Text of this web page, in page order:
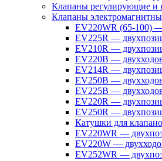
Клапаны регулирующие и
Клапаны
EV220WR (65-100)
EV225R —
EV210R —
EV220B —
EV214R —
EV250B —
EV225B —
EV220R —
EV250R —
Катушки для
EV220WR —
EV220W —
EV252WR —